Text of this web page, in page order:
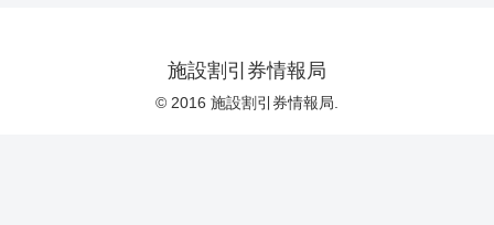
施設割引券情報局
© 2016 施設割引券情報局.